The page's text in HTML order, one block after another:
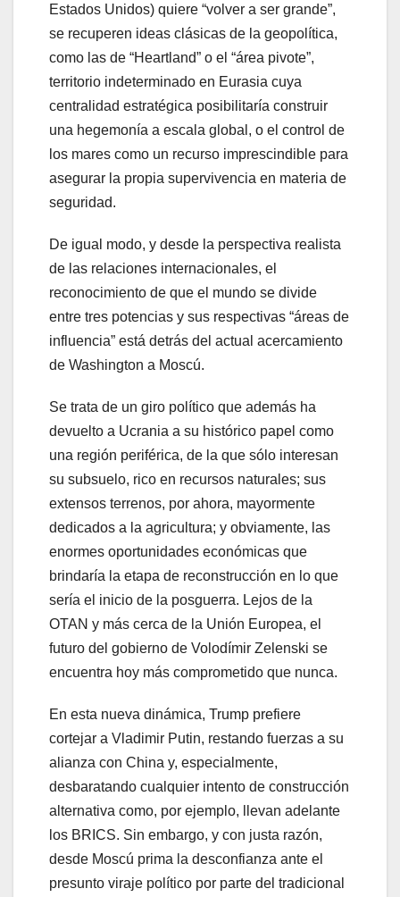
Estados Unidos) quiere “volver a ser grande”,
se recuperen ideas clásicas de la geopolítica,
como las de “Heartland” o el “área pivote”,
territorio indeterminado en Eurasia cuya
centralidad estratégica posibilitaría construir
una hegemonía a escala global, o el control de
los mares como un recurso imprescindible para
asegurar la propia supervivencia en materia de
seguridad.
De igual modo, y desde la perspectiva realista
de las relaciones internacionales, el
reconocimiento de que el mundo se divide
entre tres potencias y sus respectivas “áreas de
influencia” está detrás del actual acercamiento
de Washington a Moscú.
Se trata de un giro político que además ha
devuelto a Ucrania a su histórico papel como
una región periférica, de la que sólo interesan
su subsuelo, rico en recursos naturales; sus
extensos terrenos, por ahora, mayormente
dedicados a la agricultura; y obviamente, las
enormes oportunidades económicas que
brindaría la etapa de reconstrucción en lo que
sería el inicio de la posguerra. Lejos de la
OTAN y más cerca de la Unión Europea, el
futuro del gobierno de Volodímir Zelenski se
encuentra hoy más comprometido que nunca.
En esta nueva dinámica, Trump prefiere
cortejar a Vladimir Putin, restando fuerzas a su
alianza con China y, especialmente,
desbaratando cualquier intento de construcción
alternativa como, por ejemplo, llevan adelante
los BRICS. Sin embargo, y con justa razón,
desde Moscú prima la desconfianza ante el
presunto viraje político por parte del tradicional